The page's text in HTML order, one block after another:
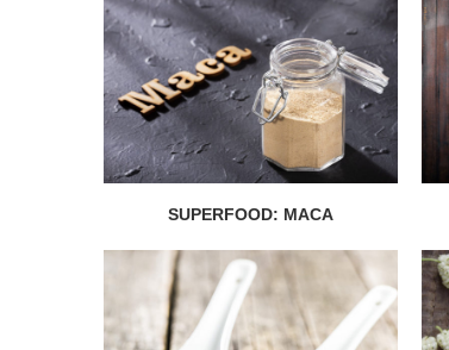
SUPERFOOD: MACA